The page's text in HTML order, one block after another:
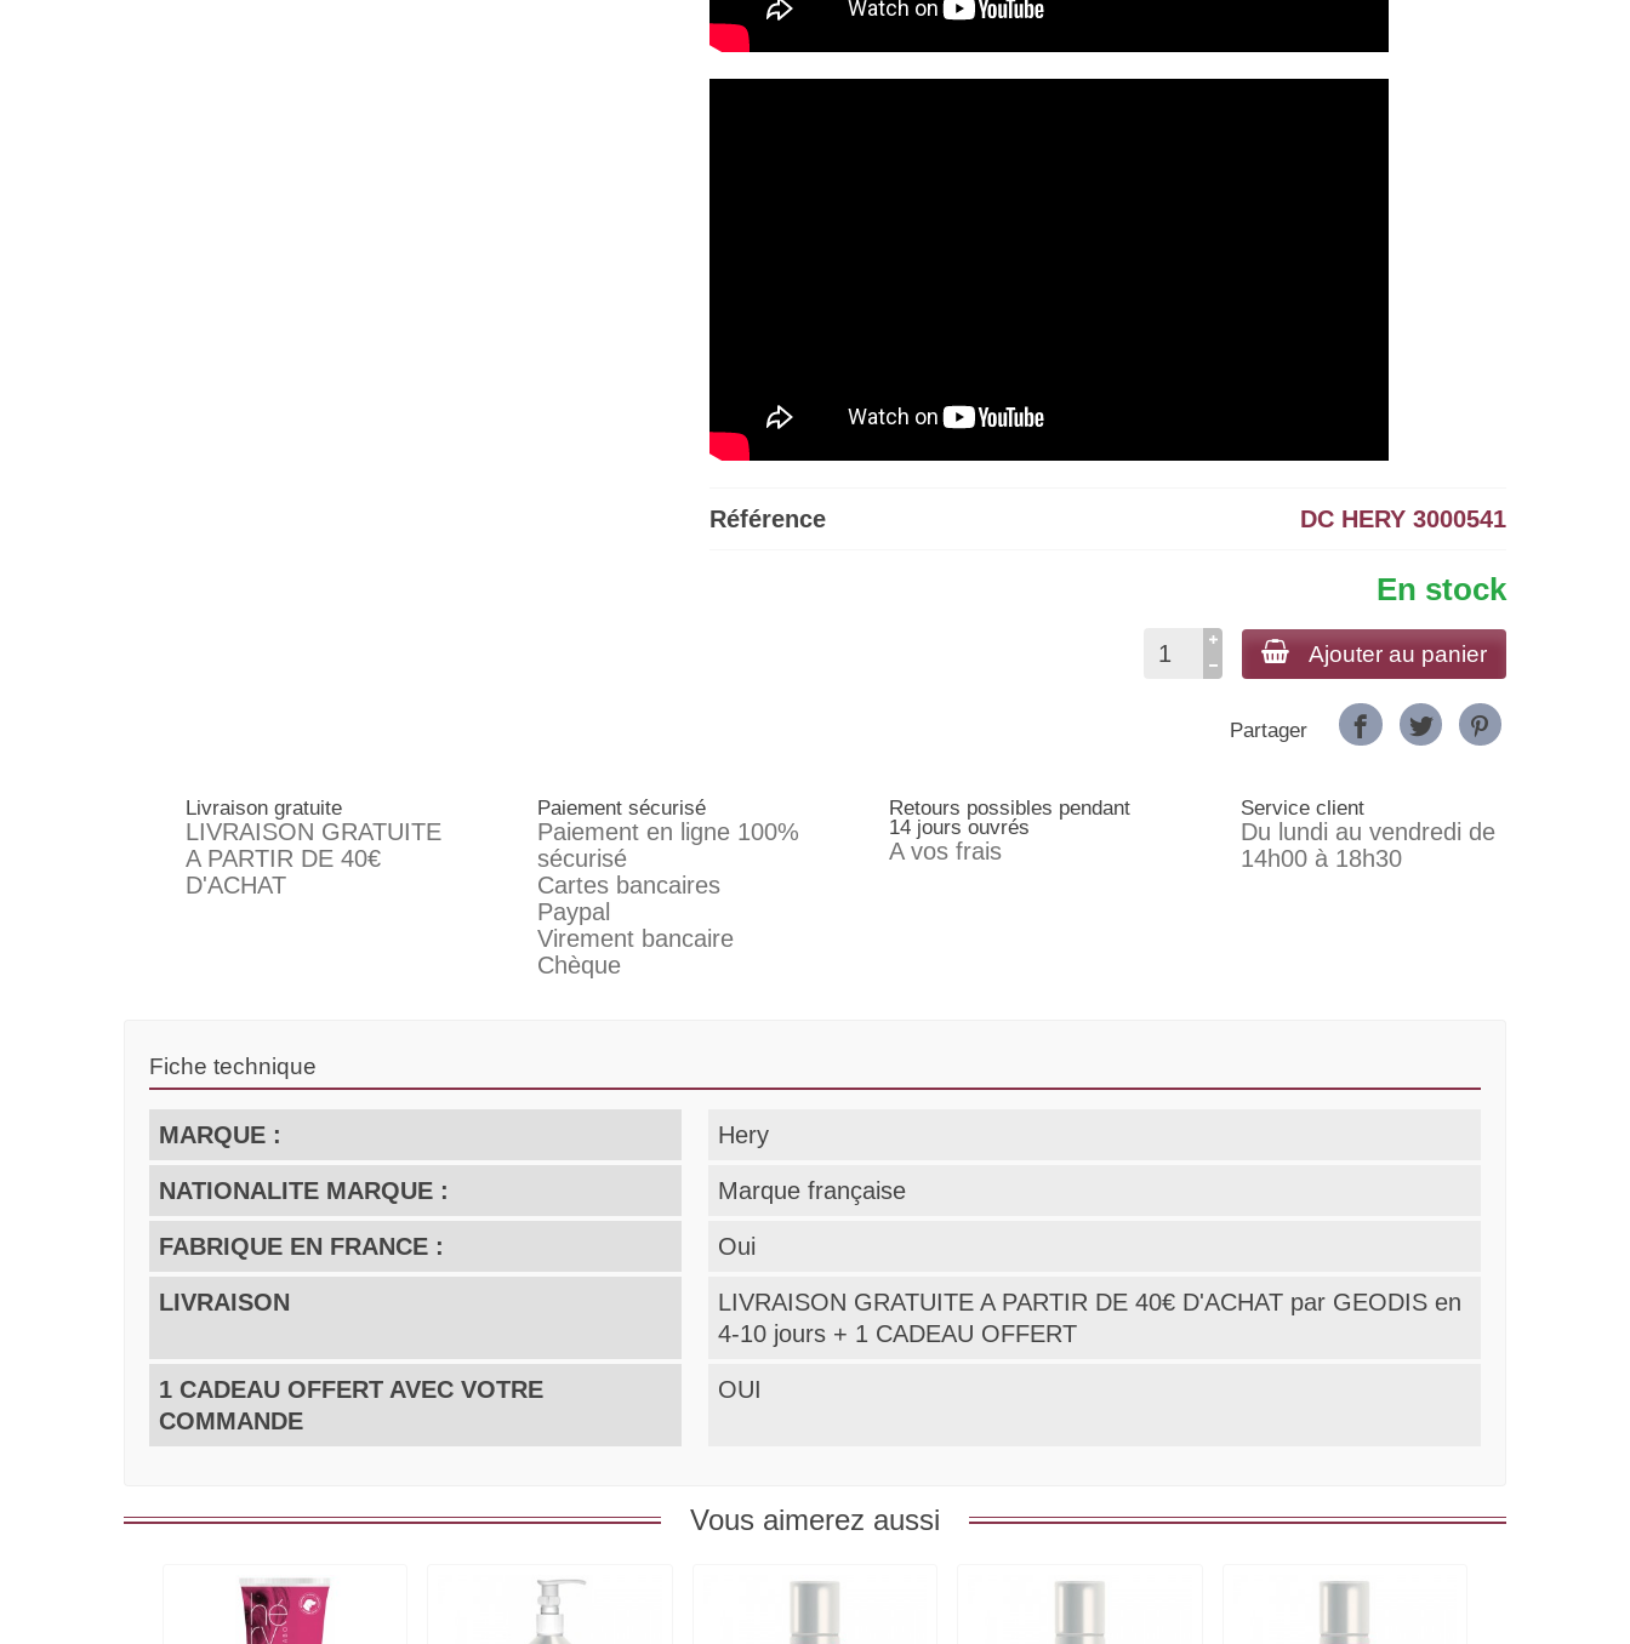
Référence DC HERY 3000541
En stock
Ajouter au panier
Partager
Livraison gratuite
LIVRAISON GRATUITE
A PARTIR DE 40€
D'ACHAT
Paiement sécurisé
Paiement en ligne 100%
sécurisé
Cartes bancaires
Paypal
Virement bancaire
Chèque
Retours possibles pendant
14 jours ouvrés
A vos frais
Service client
Du lundi au vendredi de
14h00 à 18h30
Fiche technique
MARQUE : Hery
NATIONALITE MARQUE : Marque française
FABRIQUE EN FRANCE : Oui
LIVRAISON
LIVRAISON GRATUITE A PARTIR DE 40€ D'ACHAT par GEODIS en
4-10 jours + 1 CADEAU OFFERT
1 CADEAU OFFERT AVEC VOTRE
COMMANDE
OUI
Vous aimerez aussi